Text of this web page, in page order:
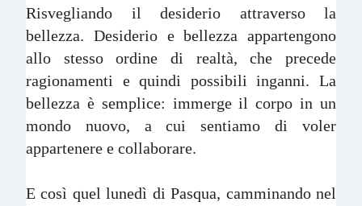
Risvegliando il desiderio attraverso la
bellezza. Desiderio e bellezza appartengono
allo stesso ordine di realtà, che precede
ragionamenti e quindi possibili inganni. La
bellezza è semplice: immerge il corpo in un
mondo nuovo, a cui sentiamo di voler
appartenere e collaborare.
E così quel lunedì di Pasqua, camminando nel